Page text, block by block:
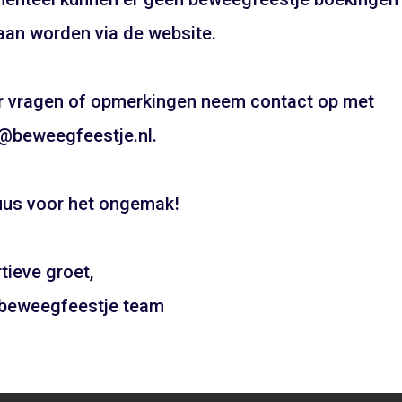
– Bloemendaal aan Zee
FEESTJE IN SINTERKLAAS OF
THEMA?
Pietentraining, Pakjes bezorgen? Het kan allemaal!
Bel snel voor de mogelijkheden!
06 21 89 71 85
Boeken
worden via de website.
vragen of opmerkingen neem contact op met
voor het ongemak!
groet,
team